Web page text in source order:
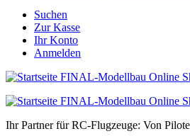
Suchen
Zur Kasse
Ihr Konto
Anmelden
Ihr Partner für RC-Flugzeuge: Von